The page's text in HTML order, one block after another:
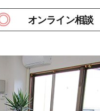
オンライン相談